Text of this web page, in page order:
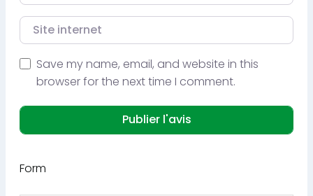
Site internet
Save my name, email, and website in this
browser for the next time I comment.
Form